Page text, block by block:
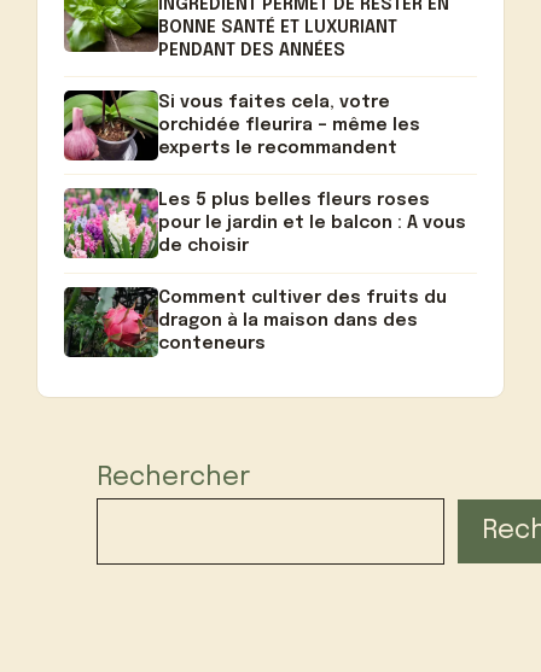
INGRÉDIENT PERMET DE RESTER EN
BONNE SANTÉ ET LUXURIANT
PENDANT DES ANNÉES
Si vous faites cela, votre
orchidée fleurira – même les
experts le recommandent
Les 5 plus belles fleurs roses
pour le jardin et le balcon : A vous
de choisir
Comment cultiver des fruits du
dragon à la maison dans des
conteneurs
Rechercher